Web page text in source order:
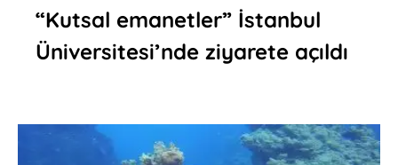
“Kutsal emanetler” İstanbul
Üniversitesi’nde ziyarete açıldı